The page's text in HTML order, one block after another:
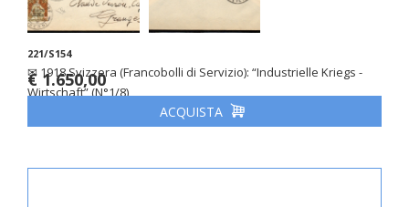
221/S154
✉ 1918 Svizzera (Francobolli di Servizio): “Industrielle Kriegs -
Wirtschaft” (N°1/8)
€ 1.650,00
ACQUISTA